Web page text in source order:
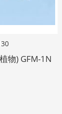
物) GFM-1N